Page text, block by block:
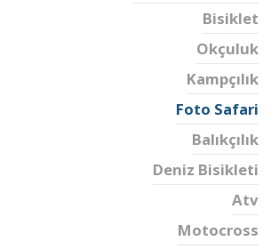
Bisiklet
Okçuluk
Kampçılık
Foto Safari
Balıkçılık
Deniz Bisikleti
Atv
Motocross